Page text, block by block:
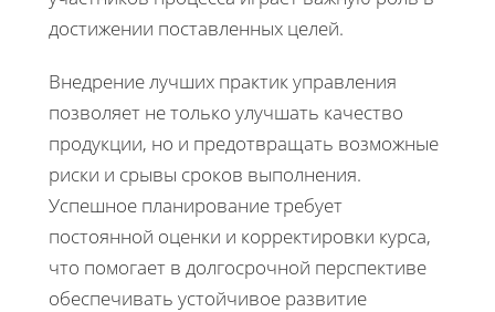
достижении поставленных целей.
Внедрение лучших практик управления
позволяет не только улучшать качество
продукции, но и предотвращать возможные
риски и срывы сроков выполнения.
Успешное планирование требует
постоянной оценки и корректировки курса,
что помогает в долгосрочной перспективе
обеспечивать устойчивое развитие